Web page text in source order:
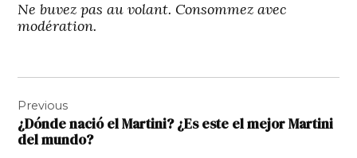
Ne buvez pas au volant. Consommez avec
modération.
de
l’article
Previous
¿Dónde nació el Martini? ¿Es este el mejor Martini
del mundo?